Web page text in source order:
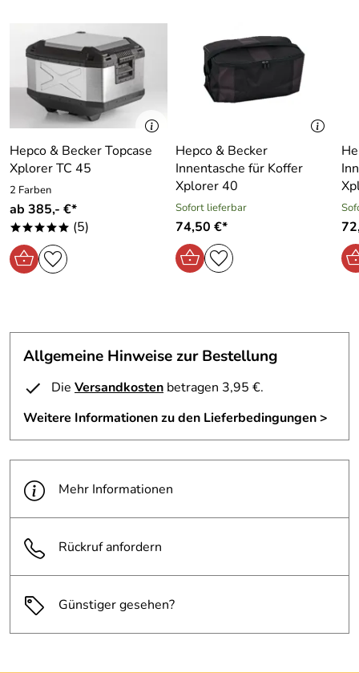
Hepco & Becker Topcase
Xplorer TC 45
2 Farben
ab 385,- €*
***** (5)
Hepco & Becker
Innentasche für Koffer
Xplorer 40
Sofort lieferbar
74,50 €*
Allgemeine Hinweise zur Bestellung
Die Versandkosten betragen 3,95 €.
Weitere Informationen zu den Lieferbedingungen >
Mehr Informationen
Rückruf anfordern
Günstiger gesehen?